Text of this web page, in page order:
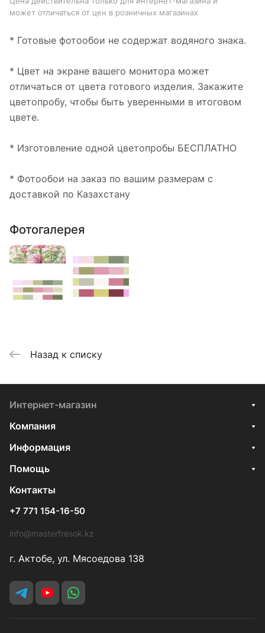
может отличаться от цен в розничных магазинах
* Готовые фотообои не содержат водяного знака.
* Цвет на экране вашего монитора может
отличаться от цвета готового изделия. Закажите
цветопробу, чтобы быть уверенными в итоговом
цвете.
* Изготовление одной цветопробы БЕСПЛАТНО
* Фотообои на заказ по вашим размерам с
доставкой по Казахстану
Фотогалерея
Назад к списку
Интернет-магазин
Компания
Информация
Помощь
Контакты
+7 771 154-16-50
info@masterfresok.kz
г. Актобе, ул. Мясоедова 138